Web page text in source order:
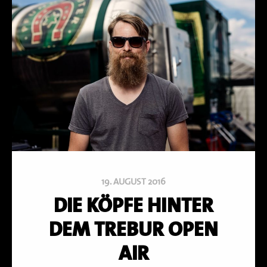
19. AUGUST 2016
DIE KÖPFE HINTER
DEM TREBUR OPEN
AIR